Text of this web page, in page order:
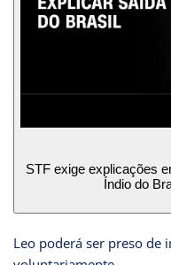
STF exige explicações
Índio do
Leo poderá ser preso de